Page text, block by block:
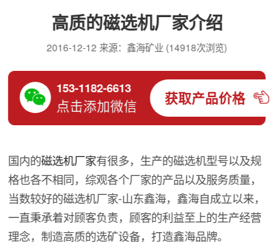
高质的磁选机厂家介绍
2016-12-12 来源：鑫海矿业 (14918次浏览)
153-1182-6613
点击添加微信 获取产品价格
国内的磁选机厂家有很多，生产的磁选机型号以及规
格也各不相同，综观各个厂家的产品以及服务质量，
当数较好的磁选机厂家-山东鑫海，鑫海自成立以来，
一直秉承着对顾客负责，顾客的利益至上的生产经营
理念，制造高质的选矿设备，打造鑫海品牌。